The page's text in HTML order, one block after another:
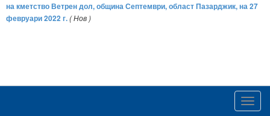
на кметство Ветрен дол, община Септември, област Пазарджик, на 27
февруари 2022 г.( Нов )